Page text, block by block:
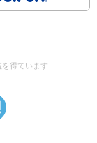
得ています